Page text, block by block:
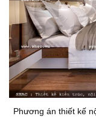
Phương án thiết kế